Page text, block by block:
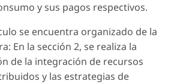
y sus pagos respectivos.
se encuentra organizado de la
En la sección 2, se realiza la
de la integración de recursos
y las estrategias de